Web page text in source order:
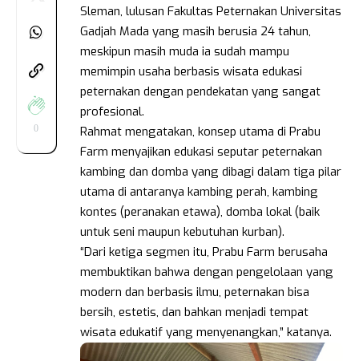
0
Sleman, lulusan Fakultas Peternakan Universitas
Gadjah Mada yang masih berusia 24 tahun,
meskipun masih muda ia sudah mampu
memimpin usaha berbasis wisata edukasi
peternakan dengan pendekatan yang sangat
profesional.
Rahmat mengatakan, konsep utama di Prabu
Farm menyajikan edukasi seputar peternakan
kambing dan domba yang dibagi dalam tiga pilar
utama di antaranya kambing perah, kambing
kontes (peranakan etawa), domba lokal (baik
untuk seni maupun kebutuhan kurban).
“Dari ketiga segmen itu, Prabu Farm berusaha
membuktikan bahwa dengan pengelolaan yang
modern dan berbasis ilmu, peternakan bisa
bersih, estetis, dan bahkan menjadi tempat
wisata edukatif yang menyenangkan,” katanya.